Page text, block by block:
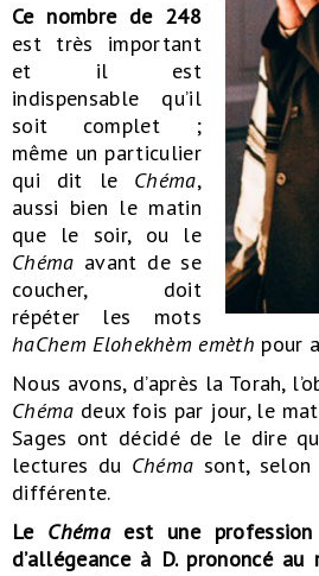
Ce nombre de 248
est très important
et il est
indispensable qu’il
soit complet ;
même un particulier
qui dit le Chéma,
aussi bien le matin
que le soir, ou le
Chéma avant de se
coucher, doit
répéter les mots
haChem Elohekhèm emèth pour
Nous avons, d’après la Torah,
Chéma deux fois par jour, le
Sages ont décidé de le dire
lectures du Chéma sont,
différente.
Le Chéma est une
d’allégeance à D. prononcé